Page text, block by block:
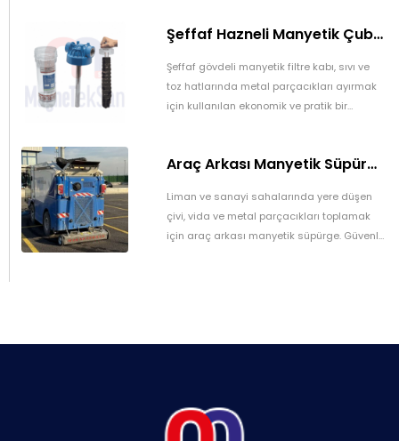
Şeffaf Hazneli Manyetik Çubuk Filtre – Ekonomik ve Yüksek Verimli Metal Tutucu
Şeffaf gövdeli manyetik filtre kabı, sıvı ve
toz hatlarında metal parçacıkları ayırmak
için kullanılan ekonomik ve pratik bir
ekipmanları korur.
Araç Arkası Manyetik Süpürge – Liman, Fuar Alanı ve Otomotiv Fabrikaları İçin
Liman ve sanayi sahalarında yere düşen
çivi, vida ve metal parçacıkları toplamak
için araç arkası manyetik süpürge. Güvenli